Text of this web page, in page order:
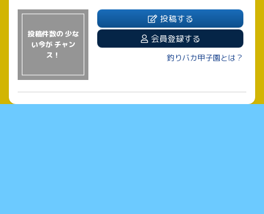
投稿件数の 少な
い今が チャン
ス！
投稿する
会員登録する
釣りバカ甲子園とは？